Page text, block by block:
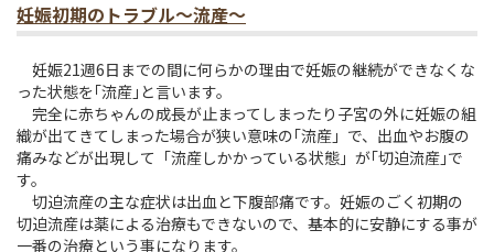
妊娠初期のトラブル～流産～
妊娠21週6日までの間に何らかの理由で妊娠の継続ができなくな
った状態を｢流産｣と言います。
完全に赤ちゃんの成長が止まってしまったり子宮の外に妊娠の組
織が出てきてしまった場合が狭い意味の｢流産」で、出血やお腹の
痛みなどが出現して「流産しかかっている状態」が｢切迫流産｣で
す。
切迫流産の主な症状は出血と下腹部痛です。妊娠のごく初期の
切迫流産は薬による治療もできないので、基本的に安静にする事が
一番の治療という事になります。